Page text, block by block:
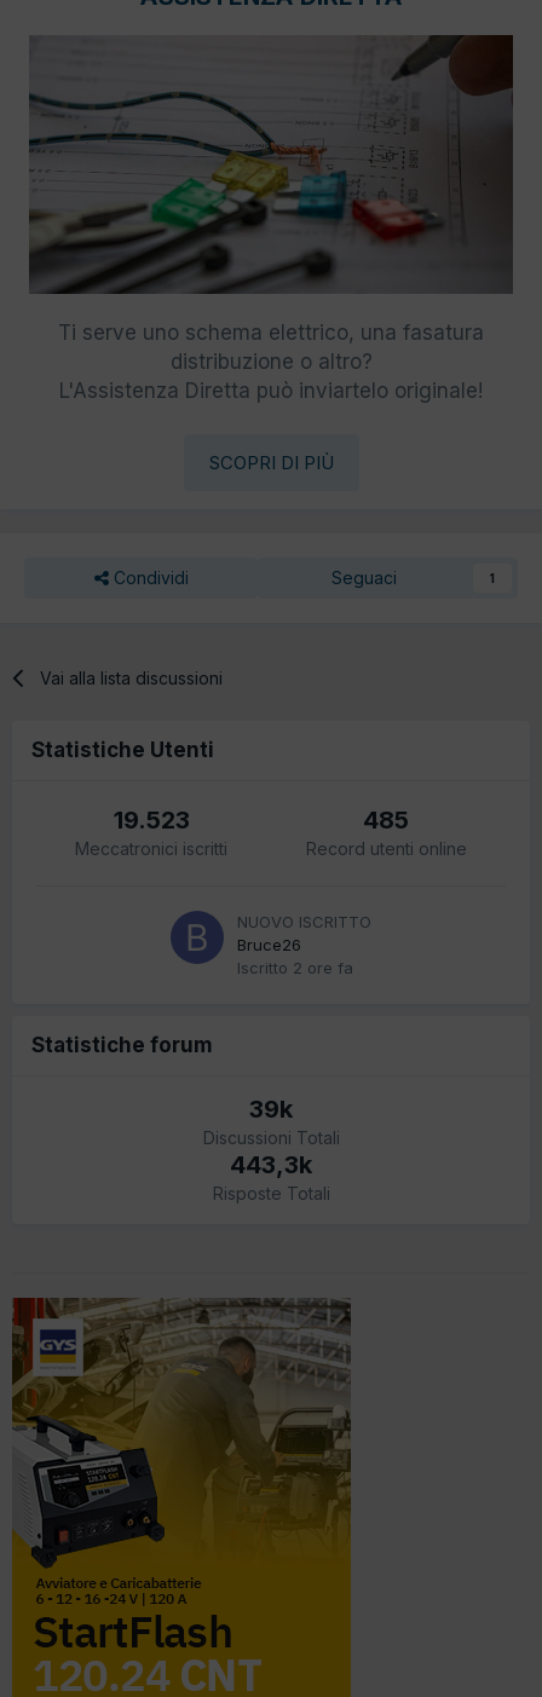
Ti serve uno schema elettrico, una fasatura
distribuzione o altro?
L'Assistenza Diretta può inviartelo originale!
SCOPRI DI PIÙ
Condividi Seguaci 1
Vai alla lista discussioni
Statistiche Utenti
19.523
Meccatronici iscritti
485
Record utenti online
NUOVO ISCRITTO
Bruce26
Iscritto 2 ore fa
Statistiche forum
39k
Discussioni Totali
443,3k
Risposte Totali